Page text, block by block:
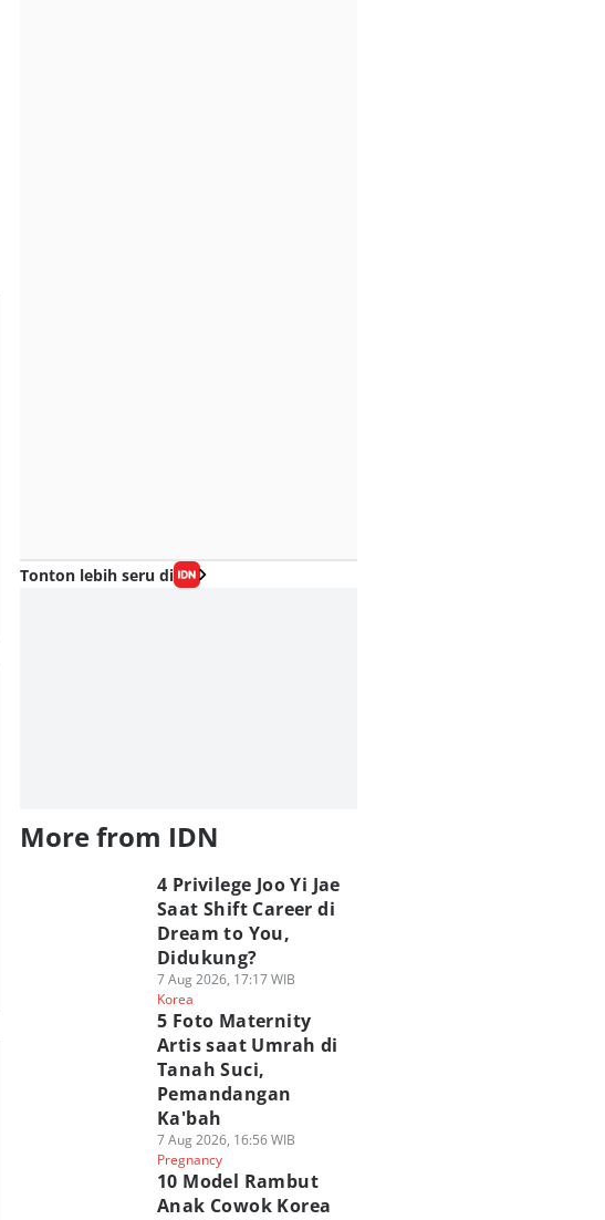
Tonton lebih seru di
More from IDN
4 Privilege Joo Yi Jae
Saat Shift Career di
Dream to You,
Didukung?
7 Aug 2026, 17:17 WIB
Korea
5 Foto Maternity
Artis saat Umrah di
Tanah Suci,
Pemandangan
Ka'bah
7 Aug 2026, 16:56 WIB
Pregnancy
10 Model Rambut
Anak Cowok Korea